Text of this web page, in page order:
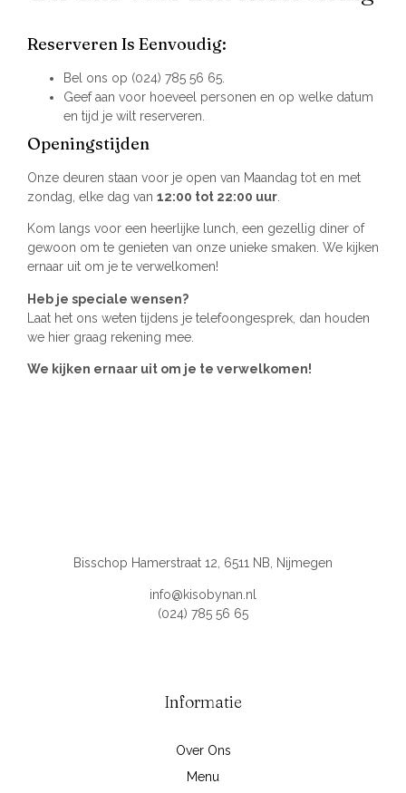
Reserveren Is Eenvoudig:
Bel ons op (024) 785 56 65.
Geef aan voor hoeveel personen en op welke datum
en tijd je wilt reserveren.
Openingstijden
Onze deuren staan voor je open van Maandag tot en met
zondag, elke dag van 12:00 tot 22:00 uur
Kom langs voor een heerlijke lunch, een gezellig diner of
gewoon om te genieten van onze unieke smaken. We kijken
ernaar uit om je te verwelkomen!
Heb je speciale wensen?
Laat het ons weten tijdens je telefoongesprek, dan houden
we hier graag rekening mee.
We kijken ernaar uit om je te verwelkomen!
Bisschop Hamerstraat 12, 6511 NB, Nijmegen
info@kisobynan.nl
(024) 785 56 65
Informatie
Over Ons
Menu